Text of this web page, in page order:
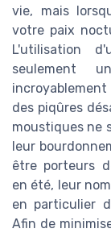
vie, mais
votre paix
L'utilisation
seulement
des piqûres
moustiques ne
leur
être porteurs
en été, leur
en particulier
Afin de